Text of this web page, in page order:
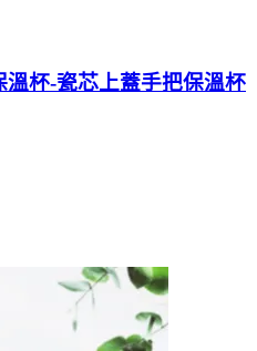
杯-瓷芯上蓋手把保溫杯